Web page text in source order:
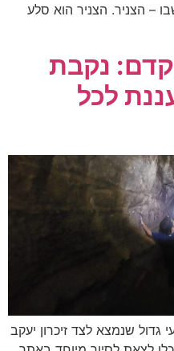
– הצניר. הצניר הוא סלע
נקבת
לכל
שנמצא לצד זיכרון יעקב